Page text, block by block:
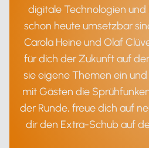
digitale Technologien
schon heute umsetzbar
Carola Heine und Olaf
für dich der Zukunft auf
sie eigene Themen ein
mit Gästen die
der Runde, freue dich auf
dir den Extra-Schub auf